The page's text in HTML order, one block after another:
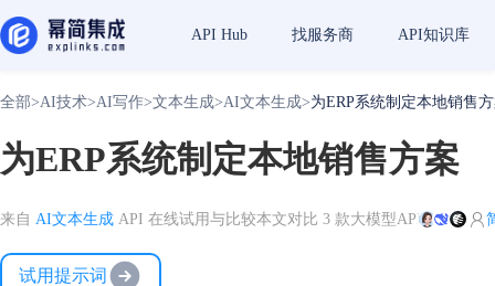
API Hub 找服务商 API知识库
全部>AI技术>AI写作>文本生成>AI文本生成>为ERP系统制定本地销售
为ERP系统制定本地销售方案
来自 AI文本生成 API 在线试用与比较本文对比 3 款大模型API
试用提示词